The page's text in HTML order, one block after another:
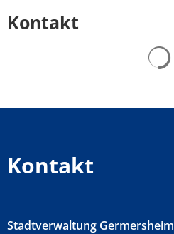
Kontakt
Kontakt
Stadtverwaltung Germersheim